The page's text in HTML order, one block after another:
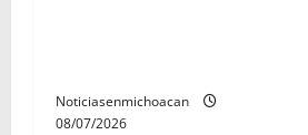
s
Noticiasenmichoacan
08/07/2026